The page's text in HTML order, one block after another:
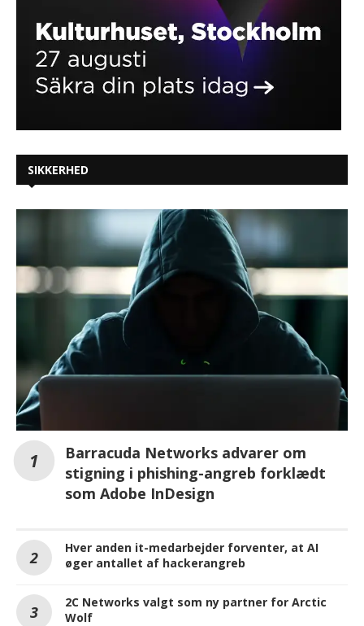
SIKKERHED
Barracuda Networks advarer om
stigning i phishing-angreb forklædt
som Adobe InDesign
Hver anden it-medarbejder forventer, at AI
øger antallet af hackerangreb
2C Networks valgt som ny partner for Arctic
Wolf